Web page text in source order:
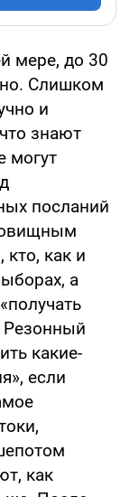
мере, до 30
Слишком
и
знают
могут
посланий
как и
а
Резонный
какие-
если
как